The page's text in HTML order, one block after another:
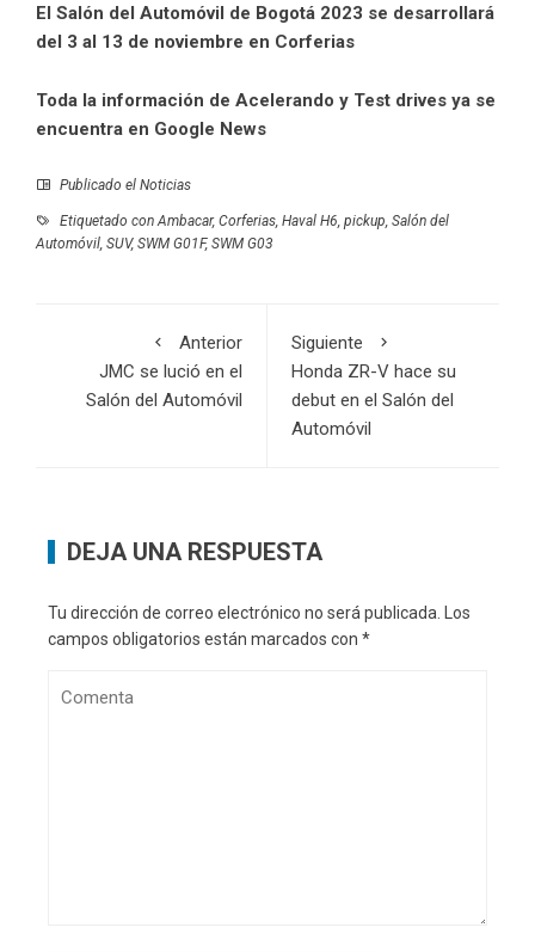
El Salón del Automóvil de Bogotá 2023 se desarrollará
del 3 al 13 de noviembre en Corferias
Toda la información de Acelerando y Test drives ya se
encuentra en Google News
Publicado el Noticias
Etiquetado con Ambacar, Corferias Haval H6 pickup Salón del
Automóvil SUV, SWM G01F, SWM G03
Anterior
JMC se lució en el
Salón del Automóvil
Siguiente
Honda ZR-V hace su
debut en el Salón del
Automóvil
DEJA UNA RESPUESTA
Tu dirección de correo electrónico no será publicada.
Los
campos obligatorios están marcados con *